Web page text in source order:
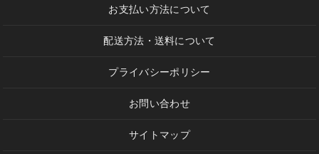
お支払い方法について
配送方法・送料について
プライバシーポリシー
お問い合わせ
サイトマップ